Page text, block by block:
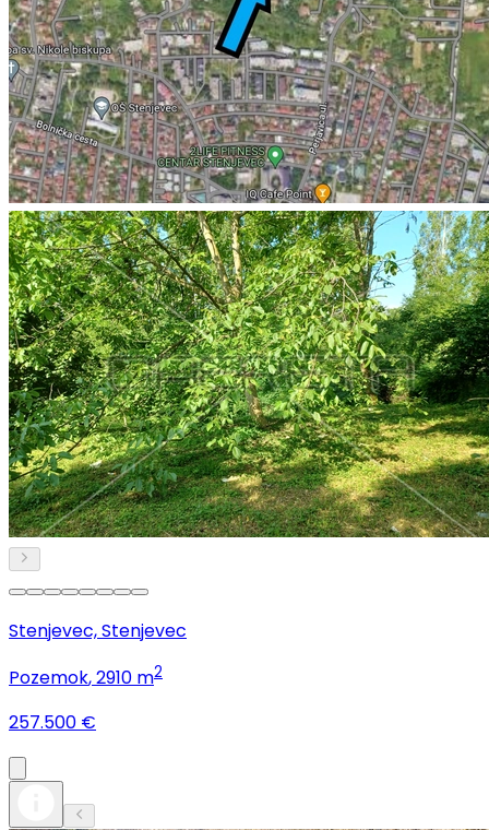
Stenjevec, Stenjevec
Pozemok, 2910 m2
257.500 €